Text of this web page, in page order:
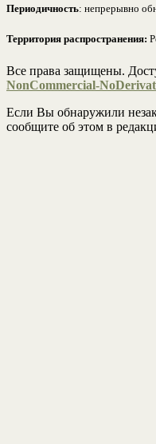
Периодичность: непрерывно
Территория распространения:
Все права защищены.
NonCommercial-
Если Вы обнаружили
сообщите об этом в